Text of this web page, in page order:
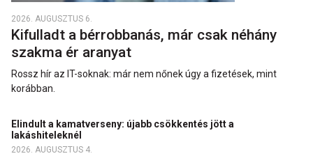
2026. AUGUSZTUS 6.
Kifulladt a bérrobbanás, már csak néhány
szakma ér aranyat
Rossz hír az IT-soknak: már nem nőnek úgy a fizetések, mint
korábban.
Elindult a kamatverseny: újabb csökkentés jött a
lakáshiteleknél
2026. AUGUSZTUS 4.